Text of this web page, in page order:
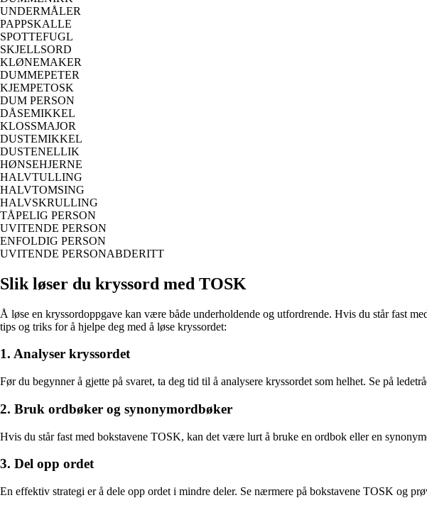
UNDERMÅLER
PAPPSKALLE
SPOTTEFUGL
SKJELLSORD
KLØNEMAKER
DUMMEPETER
KJEMPETOSK
DUM PERSON
DÅSEMIKKEL
KLOSSMAJOR
DUSTEMIKKEL
DUSTENELLIK
HØNSEHJERNE
HALVTULLING
HALVTOMSING
HALVSKRULLING
TÅPELIG PERSON
UVITENDE PERSON
ENFOLDIG PERSON
UVITENDE PERSONABDERITT
Slik løser du kryssord med TOSK
Å løse en kryssordoppgave kan være både underholdende og utfordrende. Hvis du står fast
tips og triks for å hjelpe deg med å løse kryssordet:
1. Analyser kryssordet
Før du begynner å gjette på svaret, ta deg tid til å analysere kryssordet som helhet. Se på
2. Bruk ordbøker og synonymordbøker
Hvis du står fast med bokstavene TOSK, kan det være lurt å bruke en ordbok eller en
3. Del opp ordet
En effektiv strategi er å dele opp ordet i mindre deler. Se nærmere på bokstavene TOSK og